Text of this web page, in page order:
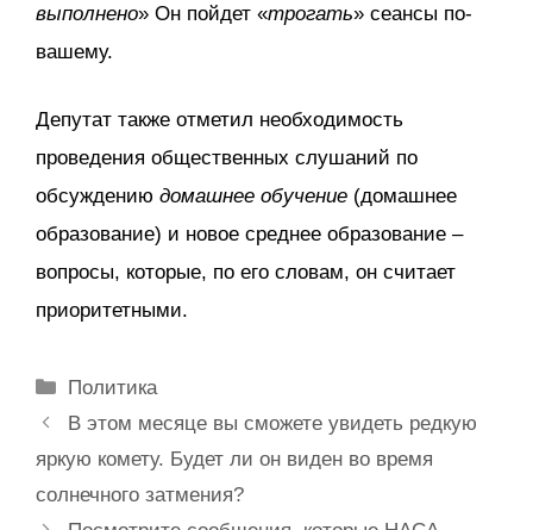
выполнено» Он пойдет «трогать» сеансы по-
вашему.
Депутат также отметил необходимость
проведения общественных слушаний по
обсуждению домашнее обучение (домашнее
образование) и новое среднее образование –
вопросы, которые, по его словам, он считает
приоритетными.
Рубрики
Политика
В этом месяце вы сможете увидеть редкую
яркую комету. Будет ли он виден во время
солнечного затмения?